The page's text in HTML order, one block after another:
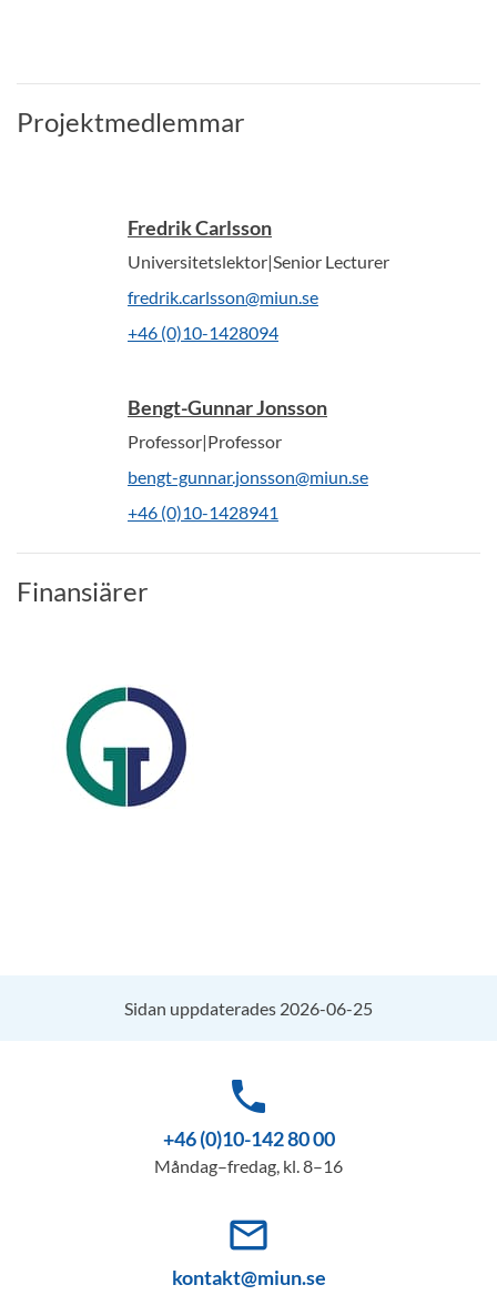
Projektmedlemmar
Fredrik Carlsson
Universitetslektor|Senior Lecturer
fredrik.carlsson@miun.se
+46 (0)10-1428094
Bengt-Gunnar Jonsson
Professor|Professor
bengt-gunnar.jonsson@miun.se
+46 (0)10-1428941
Finansiärer
Sidan uppdaterades 2026-06-25
phone
+46 (0)10-142 80 00
Måndag–fredag, kl. 8–16
mail_outline
kontakt@miun.se